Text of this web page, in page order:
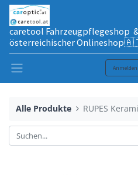
caretool Fahrzeugpflegeshop
österreichischer
Anmelden
Alle Produkte RUPES